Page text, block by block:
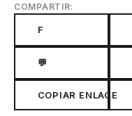
COMPARTIR:
F
💬
COPIAR ENLACE